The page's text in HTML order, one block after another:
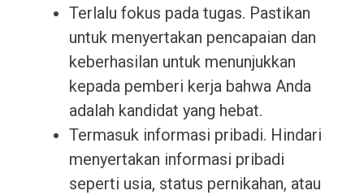
Terlalu fokus pada tugas. Pastikan
untuk menyertakan pencapaian dan
keberhasilan untuk menunjukkan
kepada pemberi kerja bahwa Anda
adalah kandidat yang hebat.
Termasuk informasi pribadi. Hindari
menyertakan informasi pribadi
seperti usia, status pernikahan, atau